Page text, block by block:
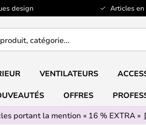
design Articles en
VENTILATEURS
OFFRES
portant la mention « 16 % EXTRA »